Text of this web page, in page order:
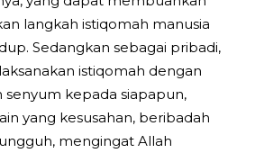
langkah istiqomah manusia
Sedangkan sebagai pribadi,
istiqomah dengan
kepada siapapun,
yang kesusahan, beribadah
mengingat Allah